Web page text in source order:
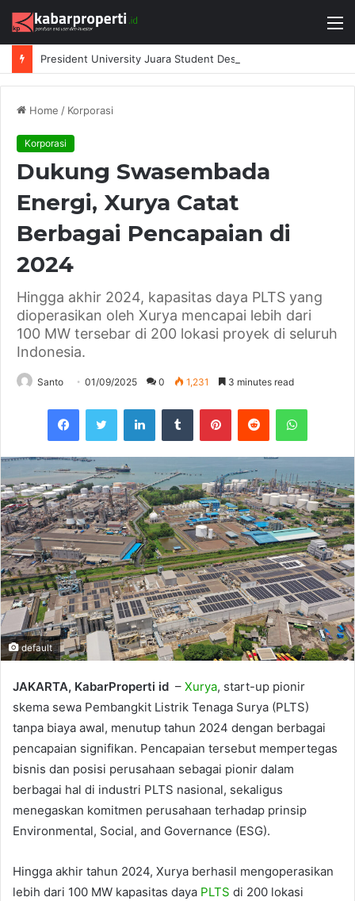
Home / Korporasi
Korporasi
Dukung Swasembada
Energi, Xurya Catat
Berbagai Pencapaian di
2024
Hingga akhir 2024, kapasitas daya PLTS yang
dioperasikan oleh Xurya mencapai lebih dari
100 MW tersebar di 200 lokasi proyek di seluruh
Indonesia.
Santo 01/09/2025 0 1,231 3 minutes read
FacebookTwitter LinkedInTumblr PinterestReddit
default
JAKARTA, KabarProperti id – Xurya, start-up pionir
skema sewa Pembangkit Listrik Tenaga Surya (PLTS)
tanpa biaya awal, menutup tahun 2024 dengan berbagai
pencapaian signifikan. Pencapaian tersebut mempertegas
bisnis dan posisi perusahaan sebagai pionir dalam
berbagai hal di industri PLTS nasional, sekaligus
menegaskan komitmen perusahaan terhadap prinsip
Environmental, Social, and Governance (ESG).
Hingga akhir tahun 2024, Xurya berhasil mengoperasikan
lebih dari 100 MW kapasitas daya PLTS di 200 lokasi